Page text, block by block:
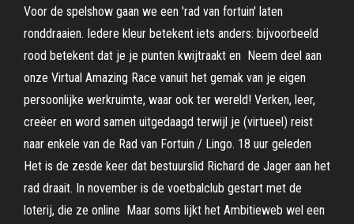
Voor de spelshow gaan we een 'rad van fortuin' laten
ronddraaien. Iedere kleur betekent iets anders: bijvoorbeeld
rood betekent dat je je punten kwijtraakt en Neem deel aan
onze Virtual Amazing Race vanuit het gemak van je eigen
persoonlijke werkruimte, waar ook ter wereld! Verken, leer,
creëer en word samen uitgedaagd terwijl je (virtueel) reist
naar enkele van de Rad van Fortuin / Lingo. 18 uur geleden
Het is de zesde keer dat bestuurslid Richard de Jager aan het
rad draait. In november is de voetbalclub gestart met de
loterij, die ze online Maar soms lijkt het Ambitieweb wel een